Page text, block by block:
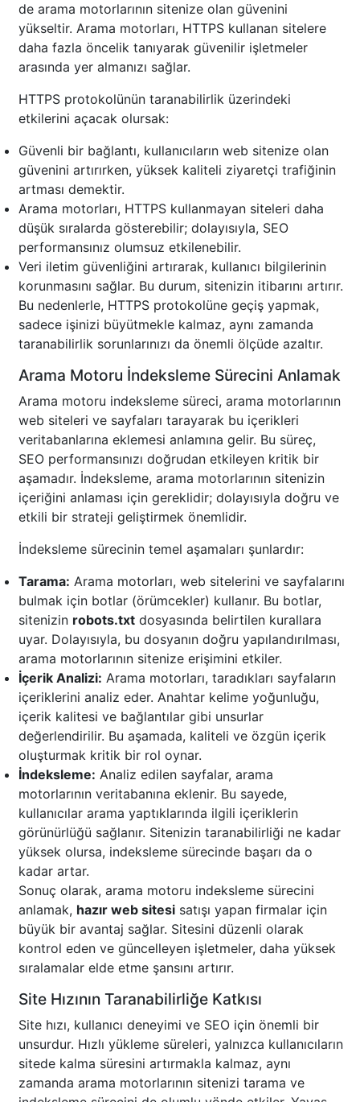
de arama motorlarının sitenize olan güvenini
yükseltir. Arama motorları, HTTPS kullanan sitelere
daha fazla öncelik tanıyarak güvenilir işletmeler
arasında yer almanızı sağlar.
HTTPS protokolünün taranabilirlik üzerindeki
etkilerini açacak olursak:
Güvenli bir bağlantı, kullanıcıların web sitenize olan
güvenini artırırken, yüksek kaliteli ziyaretçi trafiğinin
artması demektir.
Arama motorları, HTTPS kullanmayan siteleri daha
düşük sıralarda gösterebilir; dolayısıyla, SEO
performansınız olumsuz etkilenebilir.
Veri iletim güvenliğini artırarak, kullanıcı bilgilerinin
korunmasını sağlar. Bu durum, sitenizin itibarını artırır.
Bu nedenlerle, HTTPS protokolüne geçiş yapmak,
sadece işinizi büyütmekle kalmaz, aynı zamanda
taranabilirlik sorunlarınızı da önemli ölçüde azaltır.
Arama Motoru İndeksleme Sürecini Anlamak
Arama motoru indeksleme süreci, arama motorlarının
web siteleri ve sayfaları tarayarak bu içerikleri
veritabanlarına eklemesi anlamına gelir. Bu süreç,
SEO performansınızı doğrudan etkileyen kritik bir
aşamadır. İndeksleme, arama motorlarının sitenizin
içeriğini anlaması için gereklidir; dolayısıyla doğru ve
etkili bir strateji geliştirmek önemlidir.
İndeksleme sürecinin temel aşamaları şunlardır:
Tarama: Arama motorları, web sitelerini ve sayfalarını
bulmak için botlar (örümcekler) kullanır. Bu botlar,
sitenizin robots.txt dosyasında belirtilen kurallara
uyar. Dolayısıyla, bu dosyanın doğru yapılandırılması,
arama motorlarının sitenize erişimini etkiler.
İçerik Analizi: Arama motorları, taradıkları sayfaların
içeriklerini analiz eder. Anahtar kelime yoğunluğu,
içerik kalitesi ve bağlantılar gibi unsurlar
değerlendirilir. Bu aşamada, kaliteli ve özgün içerik
oluşturmak kritik bir rol oynar.
İndeksleme: Analiz edilen sayfalar, arama
motorlarının veritabanına eklenir. Bu sayede,
kullanıcılar arama yaptıklarında ilgili içeriklerin
görünürlüğü sağlanır. Sitenizin taranabilirliği ne kadar
yüksek olursa, indeksleme sürecinde başarı da o
kadar artar.
Sonuç olarak, arama motoru indeksleme sürecini
anlamak, hazır web sitesi satışı yapan firmalar için
büyük bir avantaj sağlar. Sitesini düzenli olarak
kontrol eden ve güncelleyen işletmeler, daha yüksek
sıralamalar elde etme şansını artırır.
Site Hızının Taranabilirliğe Katkısı
Site hızı, kullanıcı deneyimi ve SEO için önemli bir
unsurdur. Hızlı yükleme süreleri, yalnızca kullanıcıların
sitede kalma süresini artırmakla kalmaz, aynı
zamanda arama motorlarının sitenizi tarama ve